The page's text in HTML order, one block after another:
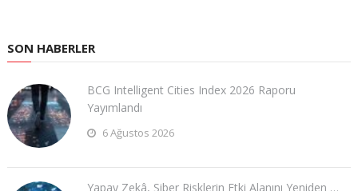
SON HABERLER
BCG Intelligent Cities Index 2026 Raporu
Yayımlandı
6 Ağustos 2026
Yapay Zekâ, Siber Risklerin Etki Alanını Yeniden …